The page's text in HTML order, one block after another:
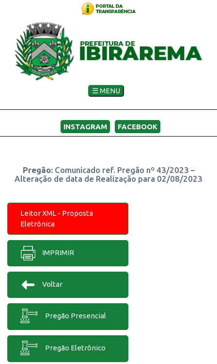
☰ MENU
INSTAGRAM FACEBOOK
Pregão: Comunicado ref. Pregão nº 43/2023 –
Alteração de data de Realização para 02/08/2023
Leitor XML - Proposta
Eletrônica
IMPRIMIR
Voltar
Pregão Presencial
Pregão Eletrônico